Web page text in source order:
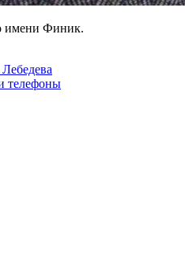
имени Финик.
телефоны